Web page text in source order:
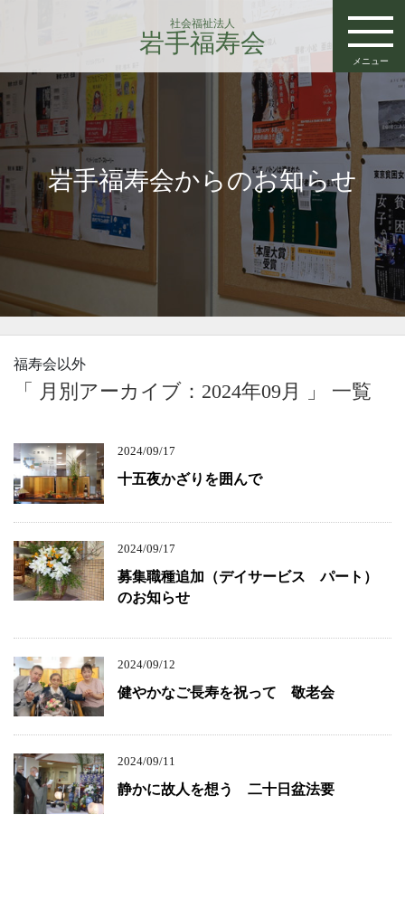
社会福祉法人
岩手福寿会
メニュー
岩手福寿会からのお知らせ
福寿会以外
「 月別アーカイブ：2024年09月 」 一覧
2024/09/17
十五夜かざりを囲んで
2024/09/17
募集職種追加（デイサービス パート）
のお知らせ
2024/09/12
健やかなご長寿を祝って 敬老会
2024/09/11
静かに故人を想う 二十日盆法要